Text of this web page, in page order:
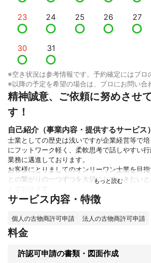
23 24 25 26 27
30 31
※空き状況は参考情報です。予約確定にはプロ
※以降の予定を希望の場合は、プロにお問い合
精神誠意、ご依頼に努めさせ
す！
自己紹介（事業内容・提供するサービス）
士業としての歴史は浅いですが企業経営等で
にフットワーク軽く、柔軟思考で話しやすい
業務に邁進しております。
お客様にとりましてのオンリーワン士業を目
との繋がりの一つずつを大切にしていきたい
日々の暮らしやビジネスの中で出てくる困りご
官公庁への面倒な書類の提出や申請を行ったり
することで皆様の“どうしよう”を解決するお手
きます。
これまでの実績
補助金申請など
サービス内容・特徴
個人の古物商許可申請 法人の古物商許可申請
料金
許認可申請の書類・図面作成